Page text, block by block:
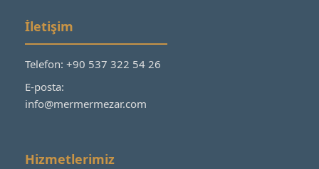
İletişim
Telefon: +90 537 322 54 26
E-posta:
info@mermermezar.com
Hizmetlerimiz